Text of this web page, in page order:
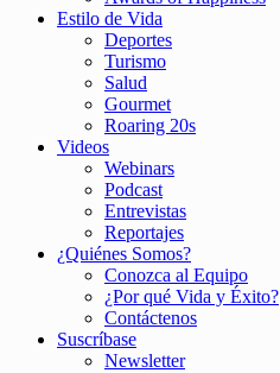
Estilo de Vida
Deportes
Turismo
Salud
Gourmet
Roaring 20s
Videos
Webinars
Podcast
Entrevistas
Reportajes
¿Quiénes Somos?
Conozca al Equipo
¿Por qué Vida y Éxito?
Contáctenos
Suscríbase
Newsletter